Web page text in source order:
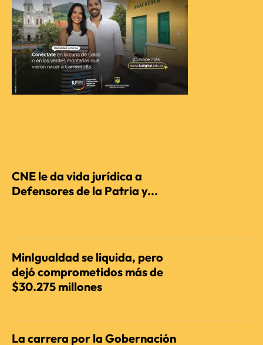
CNE le da vida jurídica a
Defensores de la Patria y...
MinIgualdad se liquida, pero
dejó comprometidos más de
$30.275 millones
La carrera por la Gobernación